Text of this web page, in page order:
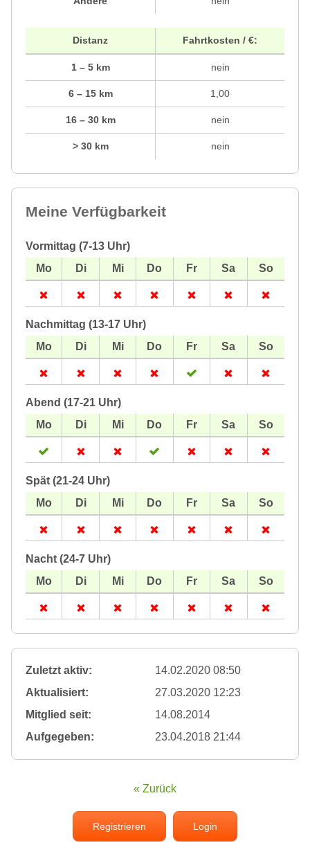
Distanz
1 – 5 km
6 – 15 km
16 – 30 km
> 30 km
Fahrtkosten / €:
nein
1,00
nein
nein
Meine Verfügbarkeit
Vormittag (7-13 Uhr)
Nachmittag (13-17 Uhr)
Abend (17-21 Uhr)
Spät (21-24 Uhr)
Nacht (24-7 Uhr)
Zuletzt aktiv:
14.02.2020 08:50
Aktualisiert:
27.03.2020 12:23
Mitglied seit:
14.08.2014
Aufgegeben:
23.04.2018 21:44
« Zurück
Registrieren Login